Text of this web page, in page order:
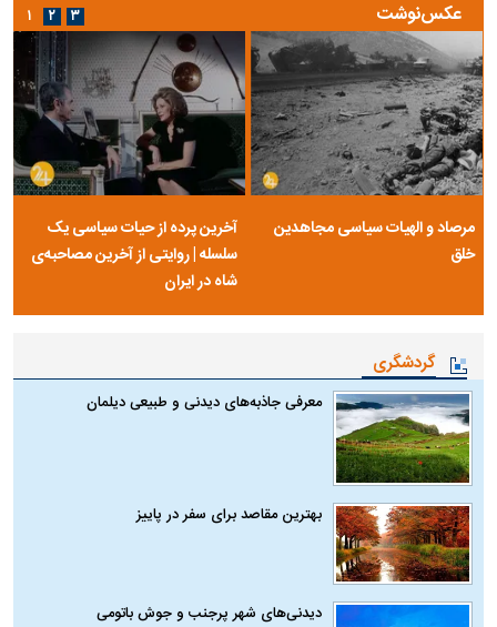
عکس‌نوشت
مرصاد و الهیات سیاسی مجاهدین
خلق
آخرین پرده از حیات سیاسی یک
سلسله | روایتی از آخرین مصاحبه‌ی
شاه در ایران
۱ ۲ ۳
گردشگری
معرفی جاذبه‌های دیدنی و طبیعی دیلمان
بهترین مقاصد برای سفر در پاییز
دیدنی‌های شهر پرجنب و جوش باتومی